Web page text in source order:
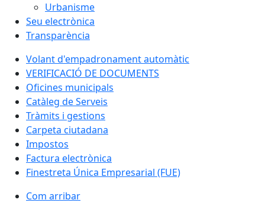
Urbanisme
Seu electrònica
Transparència
Volant d'empadronament automàtic
VERIFICACIÓ DE DOCUMENTS
Oficines municipals
Catàleg de Serveis
Tràmits i gestions
Carpeta ciutadana
Impostos
Factura electrònica
Finestreta Única Empresarial (FUE)
Com arribar